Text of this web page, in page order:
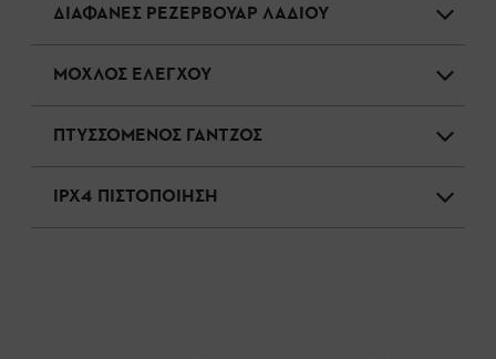
ΔΙΑΦΑΝΕΣ ΡΕΖΕΡΒΟΥΑΡ ΛΑΔΙΟΥ
ΜΟΧΛΟΣ ΕΛΕΓΧΟΥ
ΠΤΥΣΣΟΜΕΝΟΣ ΓΑΝΤΖΟΣ
IPX4 ΠΙΣΤΟΠΟΙΗΣΗ